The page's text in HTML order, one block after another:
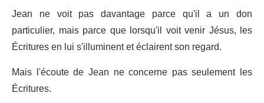
Jean ne voit pas davantage parce qu'il a un don
particulier, mais parce que lorsqu'il voit venir Jésus, les
Écritures en lui s'illuminent et éclairent son regard.
Mais l'écoute de Jean ne concerne pas seulement les
Écritures.